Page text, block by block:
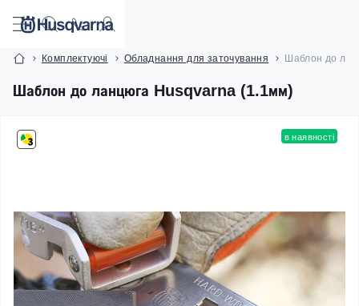
Комплектуючі Обладнання для заточування Шаблон до
Шаблон до ланцюга Husqvarna (1.1мм)
в наявності